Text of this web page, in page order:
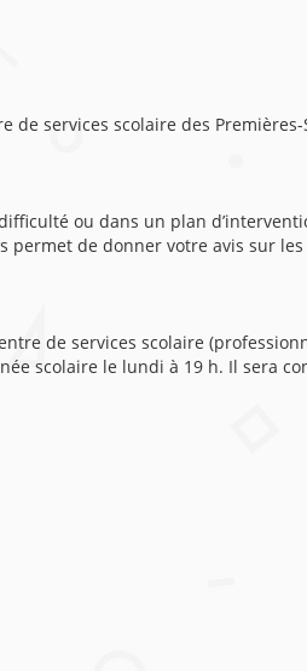
services scolaire des
ou dans un plan
permet de donner votre avis sur
de services scolaire
scolaire le lundi à 19 h. Il sera